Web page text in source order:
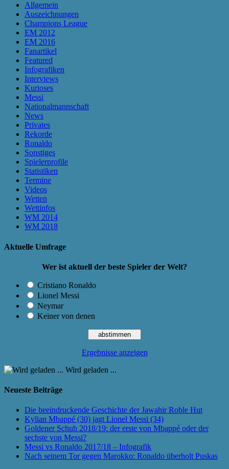
Allgemein
Auszeichnungen
Champions League
EM 2012
EM 2016
Fanartikel
Featured
Infografiken
Interviews
Kurioses
Messi
Nationalmannschaft
News
Privates
Rekorde
Ronaldo
Sonstiges
Spielerprofile
Statistiken
Termine
Videos
Wetten
Wettinfos
WM 2014
WM 2018
Aktuelle Umfrage
Wer ist aktuell der beste Spieler der Welt?
Cristiano Ronaldo
Lionel Messi
Neymar
Keiner von denen
Ergebnisse anzeigen
Wird geladen ...
Neueste Beiträge
Die beeindruckende Geschichte der Jawahir Roble Hut
Kylian Mbappé (30) jagt Lionel Messi (34)
Goldener Schuh 2018/19: der erste von Mbappé oder der
sechste von Messi?
Messi vs Ronaldo 2017/18 – Infografik
Nach seinem Tor gegen Marokko: Ronaldo überholt Puskas